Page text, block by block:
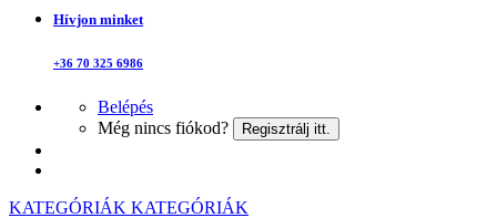
Hívjon minket
+36 70 325 6986
Belépés
Még nincs fiókod?
Regisztrálj itt.
KATEGÓRIÁK KATEGÓRIÁK